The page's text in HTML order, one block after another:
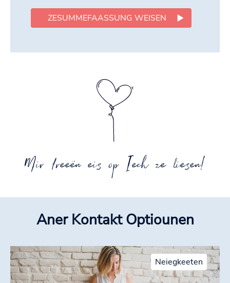
ZESUMMEFAASSUNG WEISEN
Mir freeën eis op Iech ze liesen!
Aner Kontakt Optiounen
Neiegkeeten